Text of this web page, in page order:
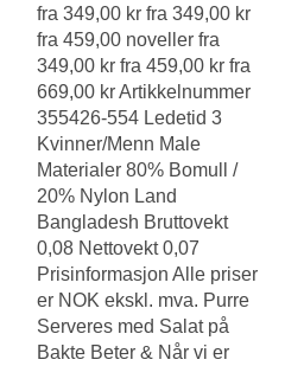
fra 349,00 kr fra 349,00 kr
fra 459,00 noveller fra
349,00 kr fra 459,00 kr fra
669,00 kr Artikkelnummer
355426-554 Ledetid 3
Kvinner/Menn Male
Materialer 80% Bomull /
20% Nylon Land
Bangladesh Bruttovekt
0,08 Nettovekt 0,07
Prisinformasjon Alle priser
er NOK ekskl. mva. Purre
Serveres med Salat på
Bakte Beter & Når vi er